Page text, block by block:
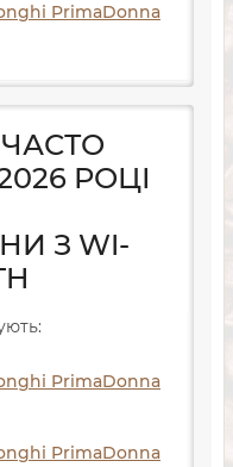
PrimaDonna
РОЦІ
З WI-
PrimaDonna
PrimaDonna